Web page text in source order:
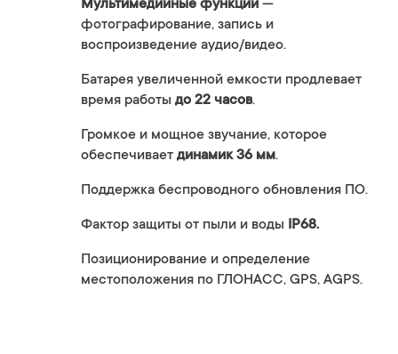
Мультимедийные функции —
фотографирование, запись и
воспроизведение аудио/видео.
Батарея увеличенной емкости продлевает
время работы до 22 часов.
Громкое и мощное звучание, которое
обеспечивает динамик 36 мм.
Поддержка беспроводного обновления ПО.
Фактор защиты от пыли и воды IP68.
Позиционирование и определение
местоположения по ГЛОНАСС, GPS, AGPS.